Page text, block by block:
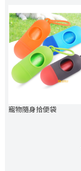
寵物隨身拾便袋